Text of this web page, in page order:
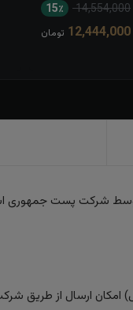
14,554,000 15٪
12,444,000 تومان
شرکت پست جمهوری
ارسال از طریق